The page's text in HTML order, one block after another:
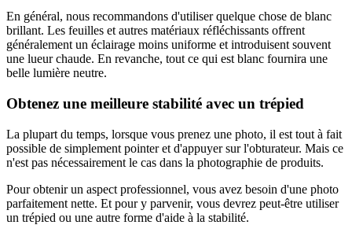
En général, nous recommandons d'utiliser quelque chose de blanc
brillant. Les feuilles et autres matériaux réfléchissants offrent
généralement un éclairage moins uniforme et introduisent souvent
une lueur chaude. En revanche, tout ce qui est blanc fournira une
belle lumière neutre.
Obtenez une meilleure stabilité avec un trépied
La plupart du temps, lorsque vous prenez une photo, il est tout à fait
possible de simplement pointer et d'appuyer sur l'obturateur. Mais ce
n'est pas nécessairement le cas dans la photographie de produits.
Pour obtenir un aspect professionnel, vous avez besoin d'une photo
parfaitement nette. Et pour y parvenir, vous devrez peut-être utiliser
un trépied ou une autre forme d'aide à la stabilité.